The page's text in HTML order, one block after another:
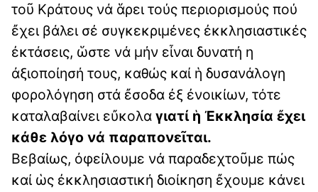
τοῦ Κράτους νά ἅρει τούς περιορισμούς πού
ἔχει βάλει σέ συγκεκριμένες ἐκκλησιαστικές
ἐκτάσεις, ὥστε νά μήν εἶναι δυνατή η
ἀξιοποίησή τους, καθώς καί ἡ δυσανάλογη
φορολόγηση στά ἔσοδα ἐξ ἐνοικίων, τότε
καταλαβαίνει εὔκολα γιατί ἡ Ἐκκλησία ἔχει
κάθε λόγο νά παραπονεῖται.
Βεβαίως, ὀφείλουμε νά παραδεχτοῦμε πώς
καί ὡς ἐκκλησιαστική διοίκηση ἔχουμε κάνει